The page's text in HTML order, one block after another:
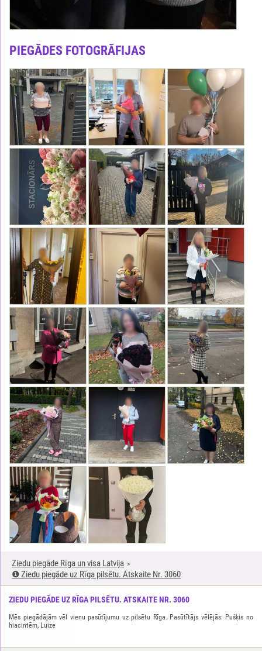
Ziedu piegāde Rīga un visa Latvija
❶ Ziedu piegāde uz Rīga pilsētu. Atskaite Nr. 3060
ZIEDU PIEGĀDE UZ RĪGA PILSĒTU. ATSKAITE NR. 3060
Mēs piegādājām vēl vienu pasūtījumu uz pilsētu Rīga. Pasūtītājs vēlējās: Pušķis no
hiacintēm, Luize
PIEGĀDES FOTOGRĀFIJAS